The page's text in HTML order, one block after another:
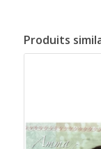
Produits